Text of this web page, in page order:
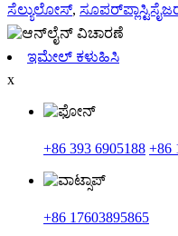
ಸೆಲ್ಯುಲೋಸ್,
ಇಮೇಲ್ ಕಳುಹಿಸಿ
x
+86 393 6905188 +86
+86 17603895865